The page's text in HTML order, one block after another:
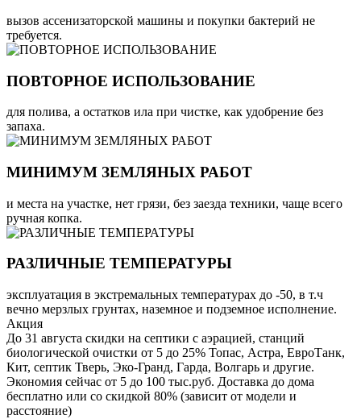
вызов ассенизаторской машины и покупки бактерий не
требуется.
ПОВТОРНОЕ ИСПОЛЬЗОВАНИЕ
для полива, а остатков ила при чистке, как удобрение без
запаха.
МИНИМУМ ЗЕМЛЯНЫХ РАБОТ
и места на участке, нет грязи, без заезда техники, чаще всего
ручная копка.
РАЗЛИЧНЫЕ ТЕМПЕРАТУРЫ
эксплуатация в экстремальных температурах до -50, в т.ч
вечно мерзлых грунтах, наземное и подземное исполнение.
Акция
До 31 августа скидки на септики с аэрацией, станций
биологической очистки от 5 до 25% Топас, Астра, ЕвроТанк,
Кит, септик Тверь, Эко-Гранд, Гарда, Волгарь и другие.
Экономия сейчас от 5 до 100 тыс.руб. Доставка до дома
бесплатно или со скидкой 80% (зависит от модели и
расстояние)